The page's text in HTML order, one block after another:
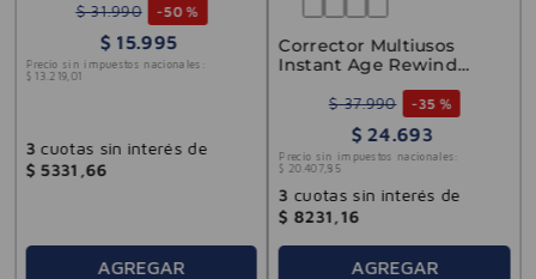
$ 31.990 -50 %
$ 15.995
Precio sin impuestos nacionales:
$ 13 219, 01
3 cuotas sin interés de
$ 5331 66
AGREGAR
Corrector Multiusos
Instant Age Rewind
$ 37.990 -35 %
$ 24.693
Precio sin impuestos nacionales:
$ 20 407, 85
3 cuotas sin interés de
$ 8231 16
AGREGAR